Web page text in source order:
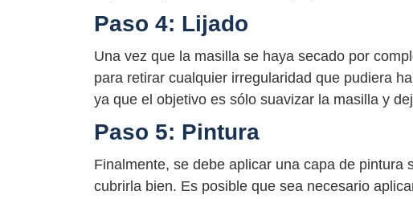
Paso 4: Lijado
Una vez que la masilla se haya secado por
para retirar cualquier irregularidad que pudiera
ya que el objetivo es sólo suavizar la masilla y
Paso 5: Pintura
Finalmente, se debe aplicar una capa de pintura
cubrirla bien. Es posible que sea necesario